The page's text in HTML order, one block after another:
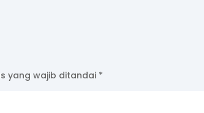
yang wajib ditandai *